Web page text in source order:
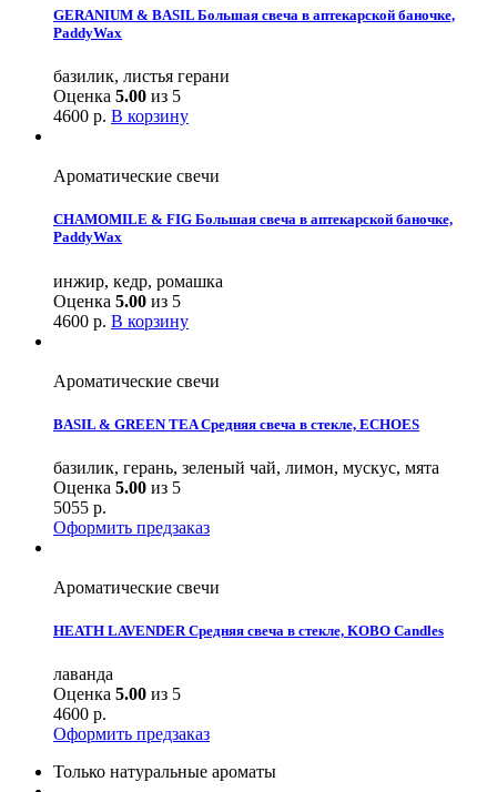
GERANIUM & BASIL Большая свеча в аптекарской баночке,
PaddyWax
базилик, листья герани
Оценка 5.00 из 5
4600 р. В корзину
Ароматические свечи
CHAMOMILE & FIG Большая свеча в аптекарской баночке,
PaddyWax
инжир, кедр, ромашка
Оценка 5.00 из 5
4600 р. В корзину
Ароматические свечи
BASIL & GREEN TEA Средняя свеча в стекле, ECHOES
базилик, герань, зеленый чай, лимон, мускус, мята
Оценка 5.00 из 5
5055 р.
Оформить предзаказ
Ароматические свечи
HEATH LAVENDER Средняя свеча в стекле, KOBO Candles
лаванда
Оценка 5.00 из 5
4600 р.
Оформить предзаказ
Только натуральные ароматы